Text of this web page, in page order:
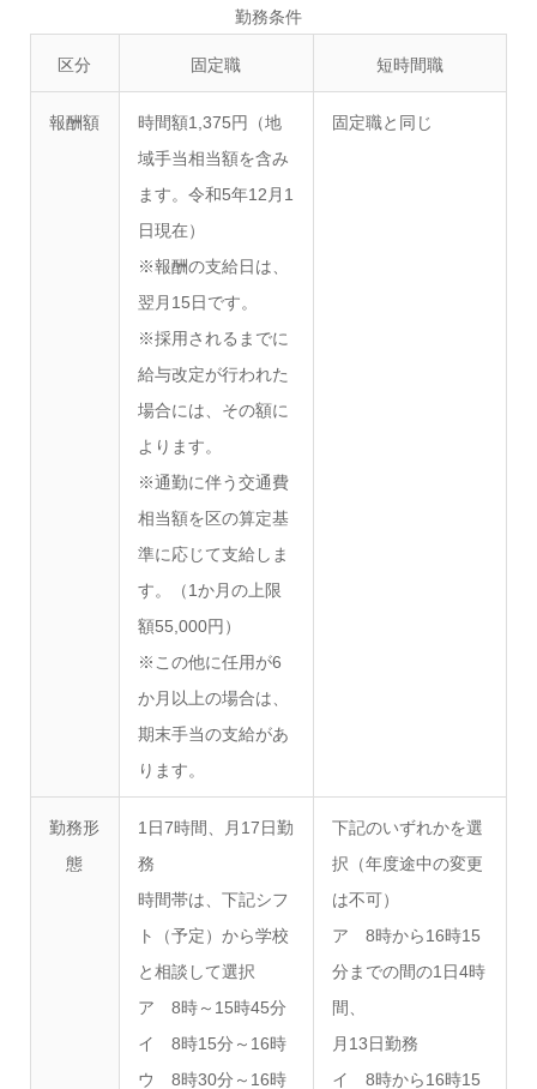
勤務条件
区分 固定職 短時間職
報酬額
時間額1,375円（地
域手当相当額を含み
ます。令和5年12月1
日現在）
※報酬の支給日は、
翌月15日です。
※採用されるまでに
給与改定が行われた
場合には、その額に
よります。
※通勤に伴う交通費
相当額を区の算定基
準に応じて支給しま
す。（1か月の上限
額55,000円）
※この他に任用が6
か月以上の場合は、
期末手当の支給があ
ります。
固定職と同じ
勤務形
態
1日7時間、月17日勤
務
時間帯は、下記シフ
ト（予定）から学校
と相談して選択
ア 8時～15時45分
イ 8時15分～16時
ウ 8時30分～16時
下記のいずれかを選
択（年度途中の変更
は不可）
ア 8時から16時15
分までの間の1日4時
間、
月13日勤務
イ 8時から16時15